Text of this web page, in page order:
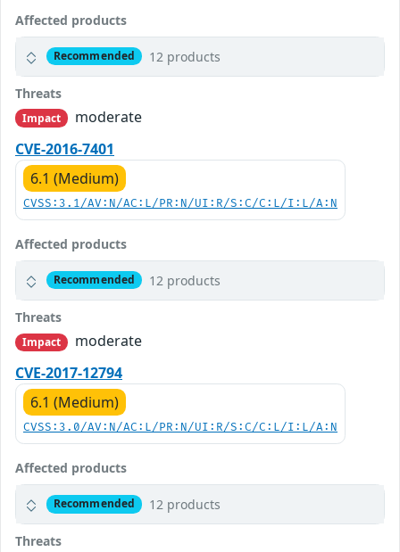
Affected products
Recommended 12 products
Threats
Impact
moderate
CVE-2016-7401
6.1 (Medium)
CVSS:3.1/AV:N/AC:L/PR:N/UI:R/S:C/C:L/I:L/A:N
Affected products
Recommended 12 products
Threats
Impact
moderate
CVE-2017-12794
6.1 (Medium)
CVSS:3.0/AV:N/AC:L/PR:N/UI:R/S:C/C:L/I:L/A:N
Affected products
Recommended 12 products
Threats